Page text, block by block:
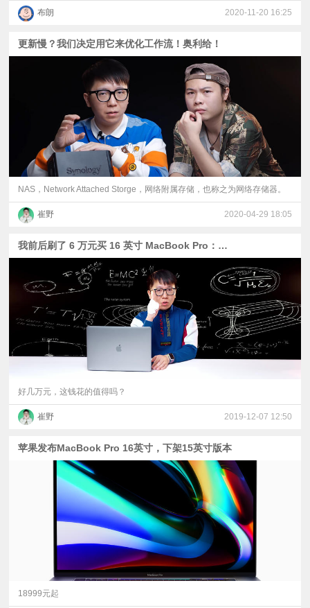
布朗 2020-11-20 16:25
更新慢？我们决定用它来优化工作流！奥利给！
NAS，Network Attached Storge，网络附属存储，也称之为网络存储器。
崔野 2020-04-29 18:05
我前后刷了 6 万元买 16 英寸 MacBook Pro：非常恼火！
好几万元，这钱花的值得吗？
崔野 2019-12-07 12:50
苹果发布MacBook Pro 16英寸，下架15英寸版本
18999元起